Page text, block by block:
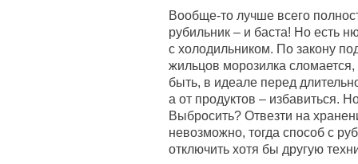
Вообще-то лучше всего
рубильник – и баста! Но есть
с холодильником. По закону
жильцов морозилка
быть, в идеале перед
а от продуктов – избавиться.
Выбросить? Отвезти на
невозможно, тогда способ с
отключить хотя бы другую